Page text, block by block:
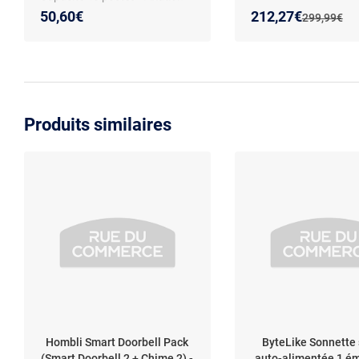
rail DIN
50,60€ Ancien prix :
299,99€
Nouveau prix :
212,27€
Réduction de :
Produits similaires
Hombli Smart Doorbell Pack
ByteLike Sonnette